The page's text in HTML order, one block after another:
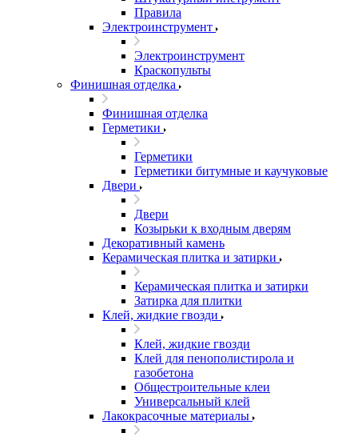
Правила
Электроинструмент
Электроинструмент
Краскопульты
Финишная отделка
Финишная отделка
Герметики
Герметики
Герметики битумные и каучуковые
Двери
Двери
Козырьки к входным дверям
Декоративный камень
Керамическая плитка и затирки
Керамическая плитка и затирки
Затирка для плитки
Клей, жидкие гвозди
Клей, жидкие гвозди
Клей для пенополистирола и
газобетона
Общестроительные клеи
Универсальный клей
Лакокрасочные материалы